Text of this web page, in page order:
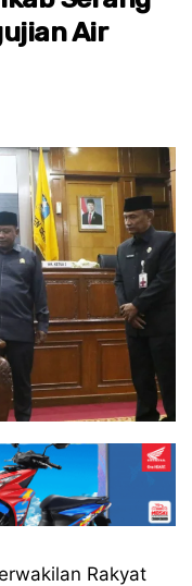
Air
Rakyat